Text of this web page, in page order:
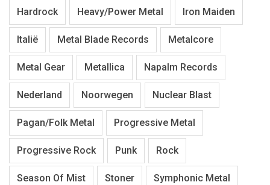
Hardrock Heavy/Power Metal Iron Maiden
Italië Metal Blade Records Metalcore
Metal Gear Metallica Napalm Records
Nederland Noorwegen Nuclear Blast
Pagan/Folk Metal Progressive Metal
Progressive Rock Punk Rock
Season Of Mist Stoner Symphonic Metal